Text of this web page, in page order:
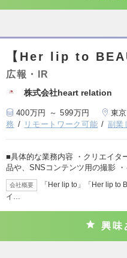
【Her lip to
広報・IR
株式会社heart relation
400万円 ～ 599万円 東
務
リモートワーク可能 副業
■具体的な業務内容 ・クリエイタ
品や、SNSコンテンツ用の撮影
会社概要
「Her lip to」「Her lip to
イ…
興味